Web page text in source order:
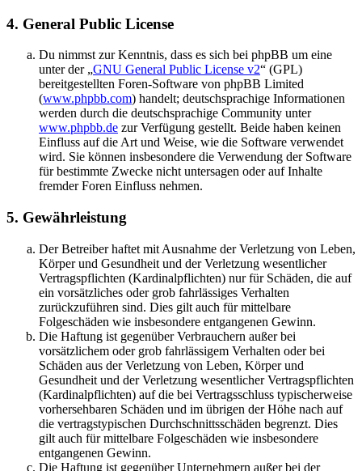
4. General Public License
Du nimmst zur Kenntnis, dass es sich bei phpBB um eine
unter der „GNU General Public License v2“ (GPL)
bereitgestellten Foren-Software von phpBB Limited
(www.phpbb.com) handelt; deutschsprachige Informationen
werden durch die deutschsprachige Community unter
www.phpbb.de zur Verfügung gestellt. Beide haben keinen
Einfluss auf die Art und Weise, wie die Software verwendet
wird. Sie können insbesondere die Verwendung der Software
für bestimmte Zwecke nicht untersagen oder auf Inhalte
fremder Foren Einfluss nehmen.
5. Gewährleistung
Der Betreiber haftet mit Ausnahme der Verletzung von Leben,
Körper und Gesundheit und der Verletzung wesentlicher
Vertragspflichten (Kardinalpflichten) nur für Schäden, die auf
ein vorsätzliches oder grob fahrlässiges Verhalten
zurückzuführen sind. Dies gilt auch für mittelbare
Folgeschäden wie insbesondere entgangenen Gewinn.
Die Haftung ist gegenüber Verbrauchern außer bei
vorsätzlichem oder grob fahrlässigem Verhalten oder bei
Schäden aus der Verletzung von Leben, Körper und
Gesundheit und der Verletzung wesentlicher Vertragspflichten
(Kardinalpflichten) auf die bei Vertragsschluss typischerweise
vorhersehbaren Schäden und im übrigen der Höhe nach auf
die vertragstypischen Durchschnittsschäden begrenzt. Dies
gilt auch für mittelbare Folgeschäden wie insbesondere
entgangenen Gewinn.
Die Haftung ist gegenüber Unternehmern außer bei der